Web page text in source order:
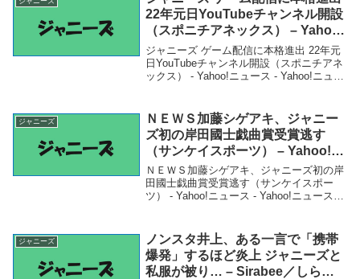
22年元日YouTubeチャンネル開設
（スポニチアネックス） – Yahoo!
ニュース – Yahoo!ニュース
ジャニーズ ゲーム配信に本格進出 22年元
日YouTubeチャンネル開設（スポニチアネ
ックス） - Yahoo!ニュース - Yahoo!ニュー
ャンネル開設...
ジャニーズ
ＮＥＷＳ加藤シゲアキ、ジャニー
ズ初の岸田國士戯曲賞受賞逃す
（サンケイスポーツ） – Yahoo!ニ
ュース – Yahoo!ニュース
ＮＥＷＳ加藤シゲアキ、ジャニーズ初の岸
田國士戯曲賞受賞逃す（サンケイスポー
ツ） - Yahoo!ニュース - Yahoo!ニュース
逃す（サンケイスポーツ） - Ya...
ジャニーズ
ノンスタ井上、ある一言で「携帯
爆発」するほど炎上 ジャニーズと
私服が被り… – Sirabee／しらべ